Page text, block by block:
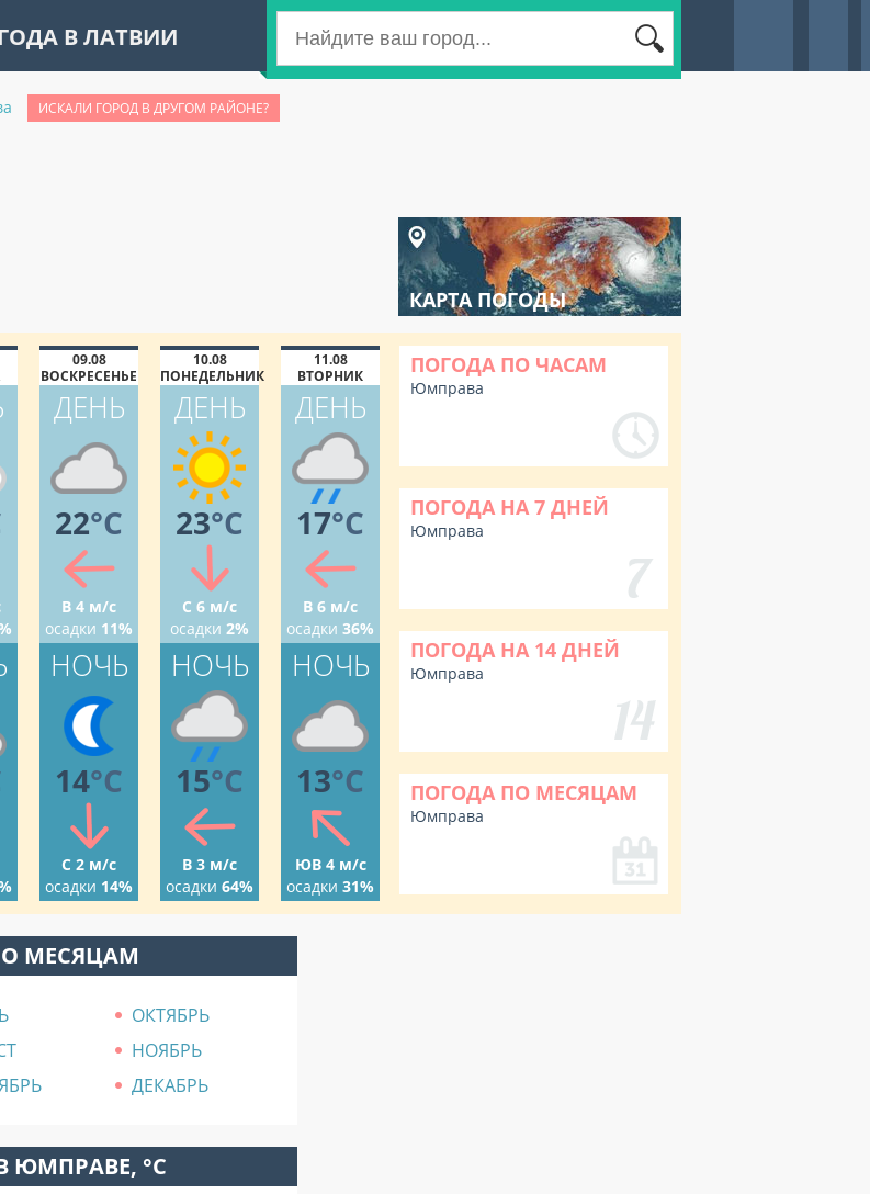
В ЛАТВИИ
ИСКАЛИ ГОРОД В ДРУГОМ РАЙОНЕ?
КАРТА ПОГОДЫ
09.08
ВОСКРЕСЕНЬЕ
ДЕНЬ
22°C
В 4 м/с
осадки 11%
НОЧЬ
14°C
С 2 м/с
осадки 14%
10.08
ПОНЕДЕЛЬНИК
ДЕНЬ
23°C
С 6 м/с
осадки 2%
НОЧЬ
15°C
В 3 м/с
осадки 64%
11.08
ВТОРНИК
ДЕНЬ
17°C
В 6 м/с
осадки 36%
НОЧЬ
13°C
ЮВ 4 м/с
осадки 31%
ПОГОДА ПО ЧАСАМ
Юмправа
ПОГОДА НА 7 ДНЕЙ
Юмправа
ПОГОДА НА 14 ДНЕЙ
Юмправа
ПОГОДА ПО МЕСЯЦАМ
Юмправа
МЕСЯЦАМ
ОКТЯБРЬ
НОЯБРЬ
ДЕКАБРЬ
ЮМПРАВЕ, °C